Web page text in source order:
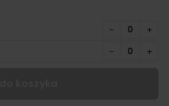
− +
− +